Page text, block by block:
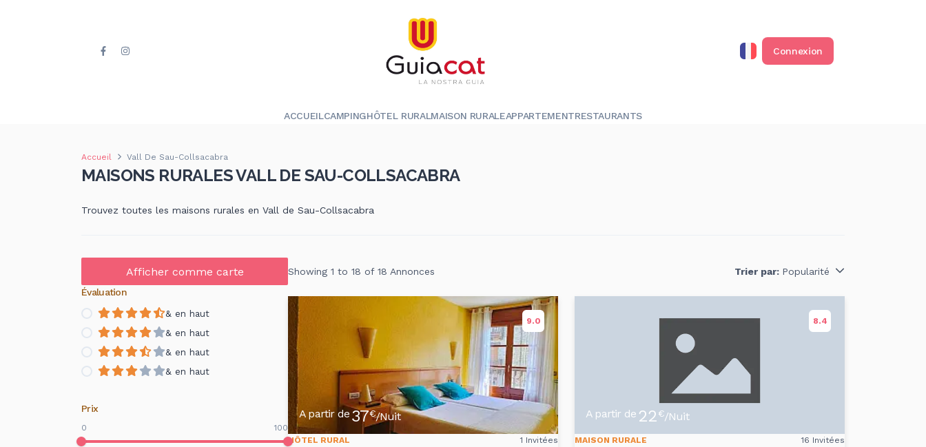
Connexion
ACCUEILCAMPINGHÔTEL RURALMAISON RURALEAPPARTEMENTRESTAURANTS
Accueil Vall De Sau-Collsacabra
MAISONS RURALES VALL DE SAU-COLLSACABRA
Trouvez toutes les maisons rurales en Vall de Sau-Collsacabra
Afficher comme carte
Évaluation
& en haut
& en haut
& en haut
& en haut
Prix
0 100
Showing 1 to 18 of 18 Annonces Trier par: Popularité
9.0
A partir de 37€/Nuit
HÔTEL RURAL 1 Invitées
8.4
A partir de 22€/Nuit
MAISON RURALE 16 Invitées